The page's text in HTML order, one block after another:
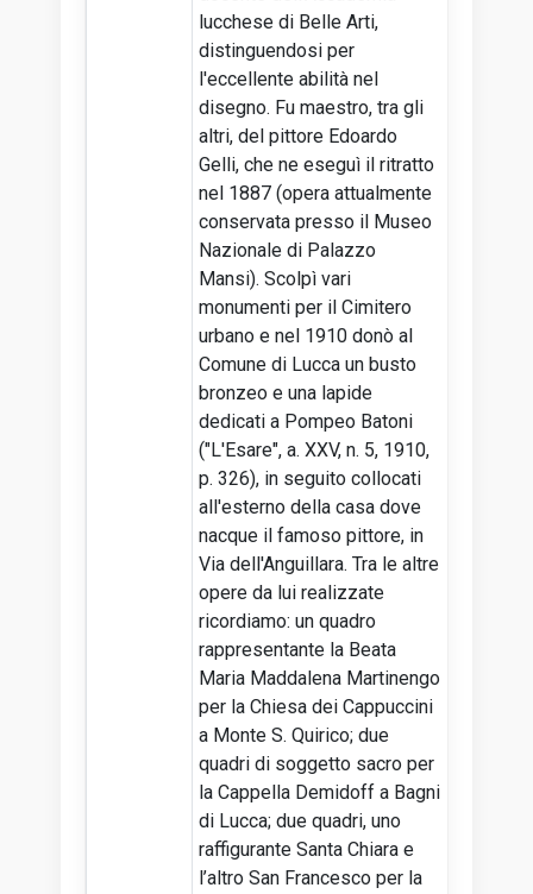
lucchese di Belle Arti,
distinguendosi per
l'eccellente abilità nel
disegno. Fu maestro, tra gli
altri, del pittore Edoardo
Gelli, che ne eseguì il ritratto
nel 1887 (opera attualmente
conservata presso il Museo
Nazionale di Palazzo
Mansi). Scolpì vari
monumenti per il Cimitero
urbano e nel 1910 donò al
Comune di Lucca un busto
bronzeo e una lapide
dedicati a Pompeo Batoni
("L'Esare", a. XXV, n. 5, 1910,
p. 326), in seguito collocati
all'esterno della casa dove
nacque il famoso pittore, in
Via dell'Anguillara. Tra le altre
opere da lui realizzate
ricordiamo: un quadro
rappresentante la Beata
Maria Maddalena Martinengo
per la Chiesa dei Cappuccini
a Monte S. Quirico; due
quadri di soggetto sacro per
la Cappella Demidoff a Bagni
di Lucca; due quadri, uno
raffigurante Santa Chiara e
l’altro San Francesco per la